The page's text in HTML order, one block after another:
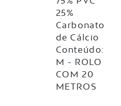
25%
Carbonato
de Cálcio
Conteúdo:
M - ROLO
COM 20
METROS